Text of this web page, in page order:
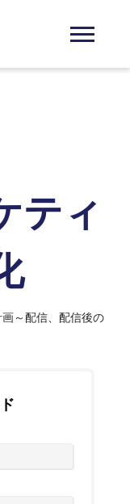
ティ
～配信、配信後の